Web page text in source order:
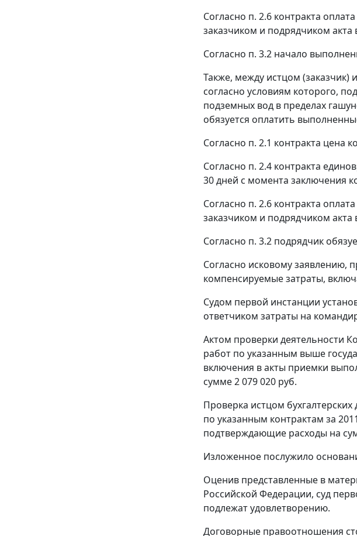
Согласно п. 2.6 контракта
заказчиком и подрядчиком
Согласно п. 3.2 начало
Также, между истцом (заказчик)
согласно условиям которого,
подземных вод в пределах
обязуется оплатить
Согласно п. 2.1 контракта цена
Согласно п. 2.4 контракта
30 дней с момента заключения
Согласно п. 2.6 контракта
заказчиком и подрядчиком
Согласно п. 3.2 подрядчик
Согласно исковому заявлению,
компенсируемые затраты,
Судом первой инстанции
ответчиком затраты на
Актом проверки деятельности
работ по указанным выше
включения в акты приемки
сумме 2 079 020 руб.
Проверка истцом
по указанным контрактам за
подтверждающие расходы на
Изложенное послужило
Оценив представленные в
Российской Федерации, суд
подлежат удовлетворению.
Договорные правоотношения